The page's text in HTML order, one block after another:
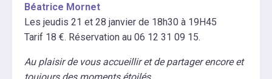
Béatrice Mornet
Les jeudis 21 et 28 janvier de 18h30 à 19H45
Tarif 18 €. Réservation au 06 12 31 09 15.
Au plaisir de vous accueillir et de partager encore et